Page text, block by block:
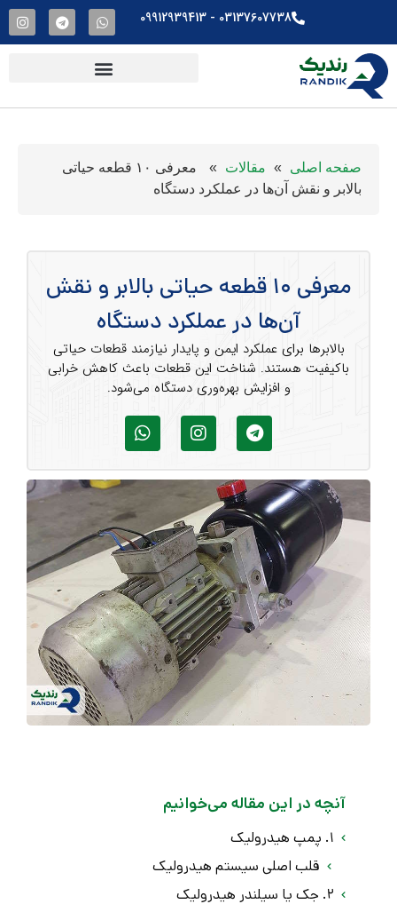
03137607738​ - 09912939413
صفحه اصلی » مقالات »
معرفی ۱۰ قطعه حیاتی
بالابر و نقش آن‌ها در عملکرد دستگاه
معرفی ۱۰ قطعه حیاتی بالابر و نقش
آن‌ها در عملکرد دستگاه
بالابرها برای عملکرد ایمن و پایدار نیازمند قطعات حیاتی
باکیفیت هستند. شناخت این قطعات باعث کاهش خرابی
و افزایش بهره‌وری دستگاه می‌شود.
آنچه در این مقاله می‌خوانیم
۱. پمپ هیدرولیک
قلب اصلی سیستم هیدرولیک
۲. جک یا سیلندر هیدرولیک